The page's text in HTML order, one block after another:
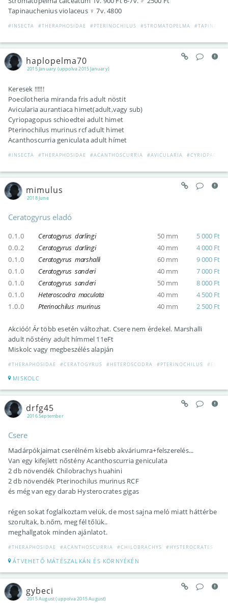
Tapinauchenius violaceus ♀ 7v. 4800
#INSECTA #THERAPHOSIDAE #PTERINOCHILUS #STROMATOPELMA
2015 January (uppolva 2015 January)
haplopelma70
Keresek !!!!!!
Poecilotheria miranda fris adult nöstit
Avicularia aurantiaca himet(adult,vagy sub)
Cyriopagopus schioedtei adult himet
Pterinochilus murinus rcf adult himet
Acanthoscurria geniculata adult hímet
#INSECTA #THERAPHOSIDAE #ACANTHOSCURRIA #AVICULARIA
2018 June
mimulus
Ceratogyrus eladó
0.1.0 Ceratogyrus darlingi 50 mm
5 000 Ft
0.0.2
Ceratogyrus darlingi 40 mm
4 000 Ft
0.1.0
Ceratogyrus marshalli 60 mm
9 000 Ft
0.1.0
Ceratogyrus sanderi 40 mm
7 000 Ft
0.1.0
Ceratogyrus sanderi 50 mm
8 000 Ft
0.1.0
Heteroscodra maculata 40 mm
4 500 Ft
1.0.0
Pterinochilus murinus 40 mm 2 500 Ft
Akcióó! Ár több esetén változhat. Csere nem érdekel. Marshalli
adult nőstény adult hímmel 11eFt
Miskolc vagy megbeszélés alapján
#THERAPHOSIDAE #CERATOGYRUS #HETEROSCODRA #PTERINOCHILUS #ELADÓ
MISKOLC
2016 September
drfg45
Csere
Madárpókjaimat cserélném kisebb akváriumra+felszerelés...
Van egy kifejlett nőstény Acanthoscurria geniculata
2 db növendék Chilobrachys huahini
2 db növendék Pterinochilus murinus RCF
és még van egy darab Hysterocrates gigas
régen sokat foglalkoztam velük, de most sajna meló miatt háttérbe
szorultak, b.nőm, meg fél tőlük..
meghallgatok minden ajánlatot.
#THERAPHOSIDAE #ACANTHOSCURRIA #CHILOBRACHYS #HYSTEROCRATES
ÁTVEHETŐ MÁTÉSZALKÁN ÉS KÖRNYÉKÉN
2015 August (uppolva 2015 August)
gybeci